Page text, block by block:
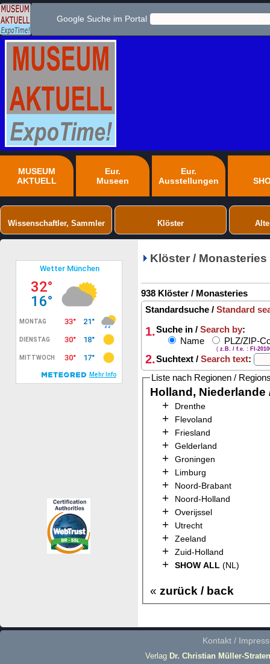
Google Suche im Portal
MUSEUM
AKTUELL
Eur.
Museen
Eur.
Ausstellungen
Wissenschaftler, Sammler Klöster
Klöster / Monasteries
938 Klöster / Monasteries
Standardsuche / Standard
1.Suche in / Search by:
Name
PLZ/ZIP-
( z.B. / f.e. : FI-
2.Suchtext / Search text:
Liste nach Regionen /
Holland,
+
Drenthe
+ Flevoland
+ Friesland
+ Gelderland
+ Groningen
+ Limburg
+ Noord-Brabant
+ Noord-Holland
+ Overijssel
+ Utrecht
+ Zeeland
+ Zuid-Holland
+ SHOW ALL (NL)
« zurück / back
Kontakt /
Verlag Dr. Christian Müller-Straten